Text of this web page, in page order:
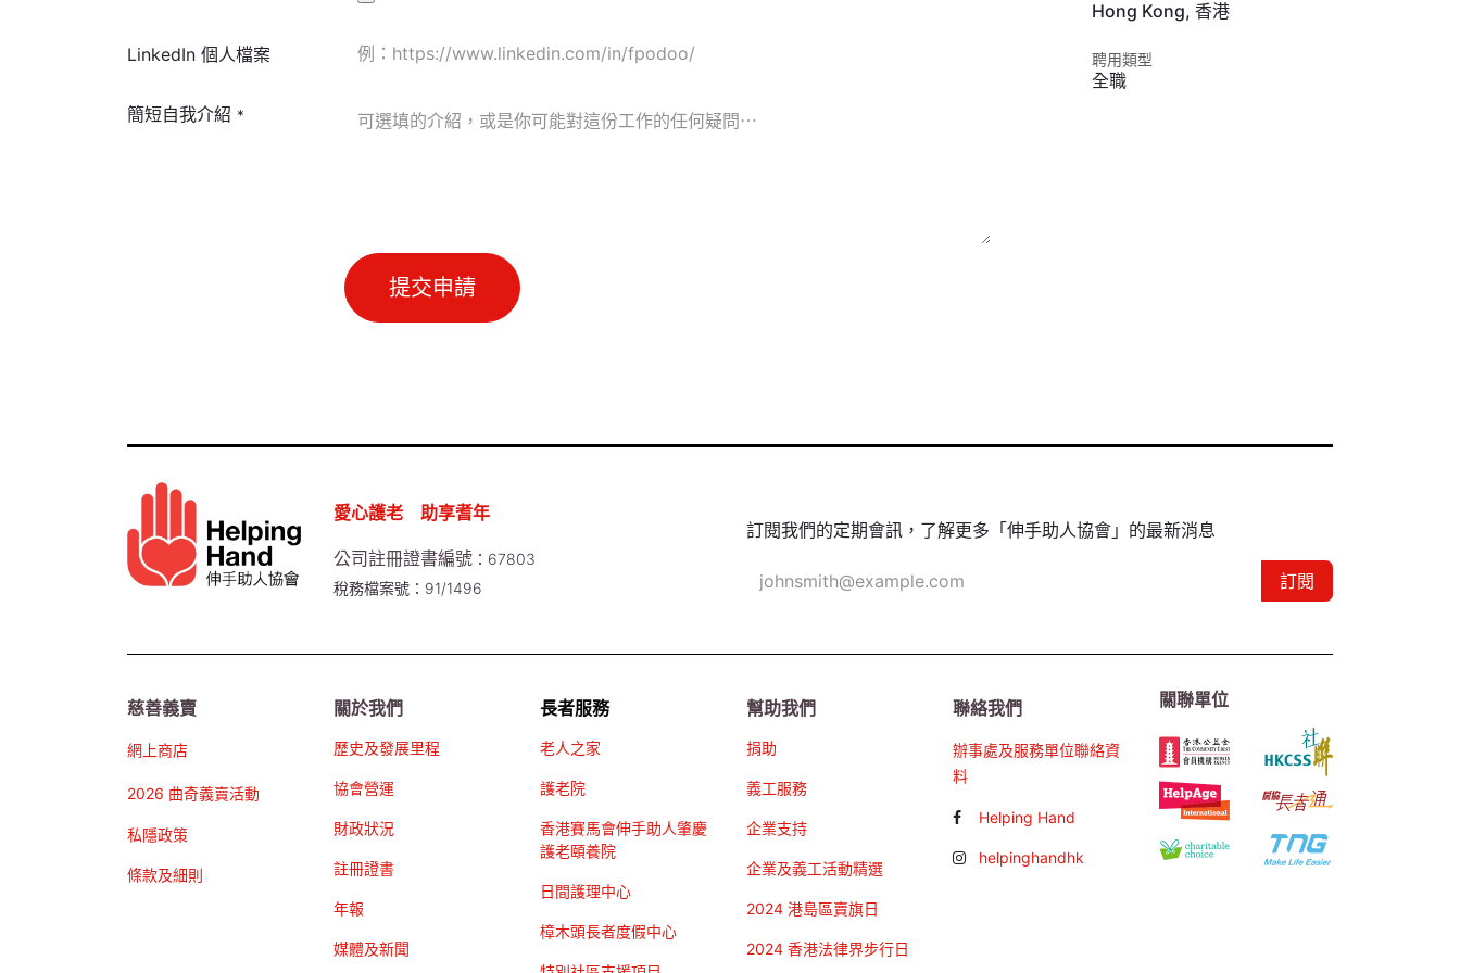
LinkedIn 個人檔案
簡短自我介紹 *
提交申請
Hong Kong, 香港
聘用類型
全職
愛心護老 助享耆年
公司註冊證書編號 ：67803
稅務檔案號：91/1496
訂閱我們的定期會訊，了解更多「伸手助人協會」的最新消息
訂閱
慈善義賣
網上商店
2026 曲奇義賣活動
私隱政策
條款及細則
關於我們
歷史及發展里程
協會營運
財政狀況
註冊證書
年報
媒體及新聞
長者服務
老人之家
護老院
香港賽馬會伸手助人肇慶
護老頤養院
日間護理中心
樟木頭長者度假中心
幫助我們
捐助
義工服務
企業支持
企業及義工活動精選
2024 港島區賣旗日
2024 香港法律界步行日
聯絡我們
辦事處及服務單位聯絡資
料
Helping Hand
helpinghandhk
關聯單位